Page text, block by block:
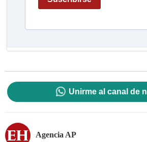
Unirme al canal de
Agencia AP